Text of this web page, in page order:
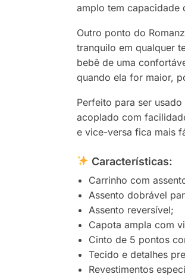
amplo tem capacidade
Outro ponto do
tranquilo em qualquer
bebê de uma
quando ela for maior,
Perfeito para ser
acoplado com
e vice-versa fica mais
Características:
Carrinho com
Assento dobrável
Assento reversível;
Capota ampla com
Cinto de 5 pontos
Tecido e detalhes
Revestimentos